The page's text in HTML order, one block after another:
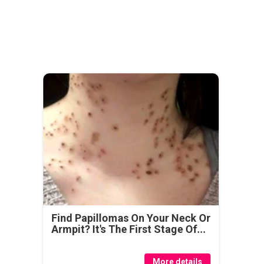
Find Papillomas On Your Neck Or
Armpit? It's The First Stage Of...
More details